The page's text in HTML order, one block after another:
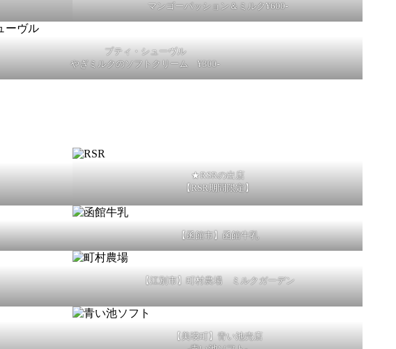
マンゴーパッション＆ミルク¥600-
プティ・シューヴル
やぎミルクのソフトクリーム ¥300-
★RSRの出店
【RSR期間限定】
【函館市】函館牛乳
【江別市】町村農場 ミルクガーデン
【美瑛町】青い池売店